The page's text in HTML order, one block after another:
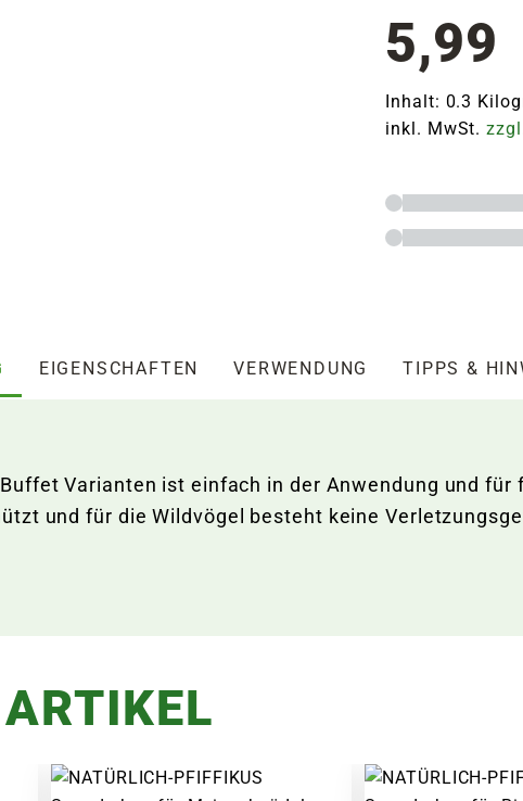
5,99
Inhalt: 0.3
inkl. MwSt.
EIGENSCHAFTEN VERWENDUNG TIPPS &
Varianten ist einfach in der Anwendung und
und für die Wildvögel besteht keine